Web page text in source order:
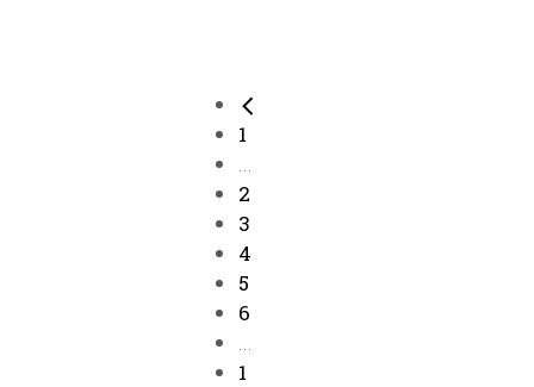
1
...
2
3
4
5
6
...
1